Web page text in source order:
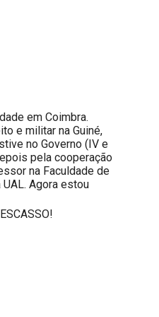
em Coimbra.
e militar na Guiné,
no Governo (IV e
pela cooperação
na Faculdade de
Agora estou